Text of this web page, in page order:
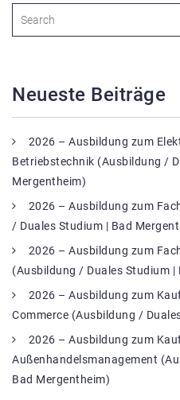
Neueste Beiträge
2026 – Ausbildung zum
Betriebstechnik (Ausbildung /
Mergentheim)
2026 – Ausbildung zum
/ Duales Studium | Bad
2026 – Ausbildung zum
(Ausbildung / Duales Studium |
2026 – Ausbildung zum
Commerce (Ausbildung /
2026 – Ausbildung zum
Außenhandelsmanagement
Bad Mergentheim)